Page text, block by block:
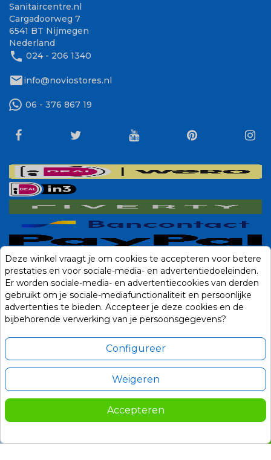
Sanitaircentre.nl
Cargadoorweg 7
6541 BT Nijmegen
Nederland
phone 024 - 206 1340
mailinfo@noviostores.nl
06 - 376 867 19
Deze winkel vraagt je om cookies te accepteren voor betere
prestaties en voor sociale-media- en advertentiedoeleinden.
Er worden sociale-media- en advertentiecookies van derden
gebruikt om je sociale-mediafunctionaliteit en persoonlijke
advertenties te bieden. Accepteer je deze cookies en de
bijbehorende verwerking van je persoonsgegevens?
Configureer
Weigeren
Accepteren